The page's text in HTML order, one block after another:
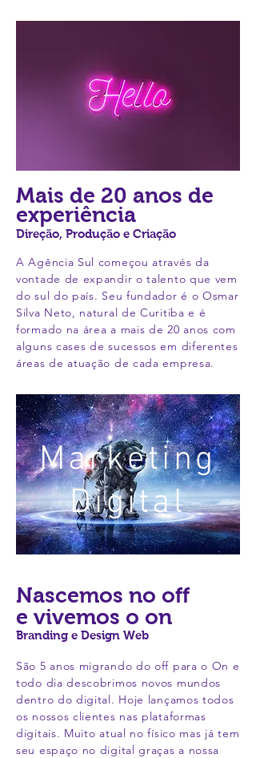
Mais de 20 anos de
experiência
Direção, Produção e Criação
A Agência Sul começou através da
vontade de expandir o talento que vem
do sul do país. Seu fundador é o Osmar
Silva Neto, natural de Curitiba e é
formado na área a mais de 20 anos com
alguns cases de sucessos em diferentes
áreas de atuação de cada empresa.
Marketing
Digital
Nascemos no off
e vivemos o on
Branding e Design Web
São 5 anos migrando do off para o On e
todo dia descobrimos novos mundos
dentro do digital. Hoje lançamos todos
os nossos clientes nas plataformas
digitais. Muito atual no físico mas já tem
seu espaço no digital graças a nossa